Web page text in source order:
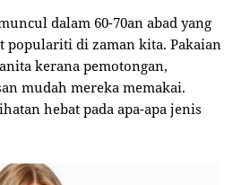
dalam 60-70an abad yang
populariti di zaman kita. Pakaian
kerana pemotongan,
mudah mereka memakai.
hebat pada apa-apa jenis